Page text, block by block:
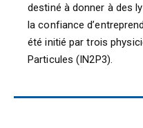
destiné à donner à des
la confiance
été initié par trois
Particules (IN2P3).